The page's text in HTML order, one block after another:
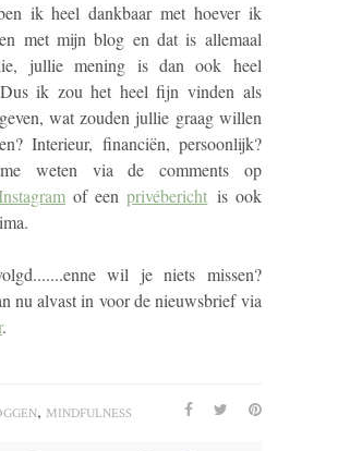
ik heel dankbaar met hoever ik
met mijn blog en dat is allemaal
jullie mening is dan ook heel
ik zou het heel fijn vinden als
wat zouden jullie graag willen
Interieur, financiën, persoonlijk?
weten via de comments op
of eenprivébericht is ook
wil je niets missen?
nu alvast in voor de nieuwsbrief via
.
, MINDFULNESS